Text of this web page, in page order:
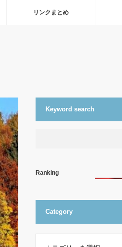
リンクまとめ
Keyword search
Ranking
Category